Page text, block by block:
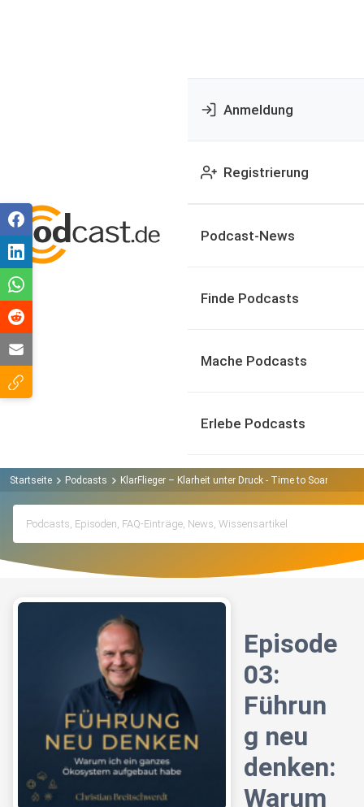
Anmeldung
Registrierung
Podcast-News
Finde Podcasts
Mache Podcasts
Erlebe Podcasts
Startseite Podcasts KlarFlieger – Klarheit unter Druck - Time to Soar
Episode
03:
Führun
g neu
denken:
Warum